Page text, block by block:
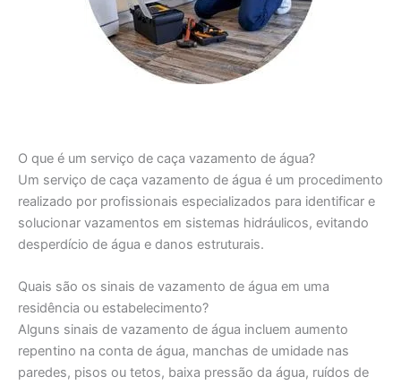
O que é um serviço de caça vazamento de água?
Um serviço de caça vazamento de água é um procedimento
realizado por profissionais especializados para identificar e
solucionar vazamentos em sistemas hidráulicos, evitando
desperdício de água e danos estruturais.
Quais são os sinais de vazamento de água em uma
residência ou estabelecimento?
Alguns sinais de vazamento de água incluem aumento
repentino na conta de água, manchas de umidade nas
paredes, pisos ou tetos, baixa pressão da água, ruídos de